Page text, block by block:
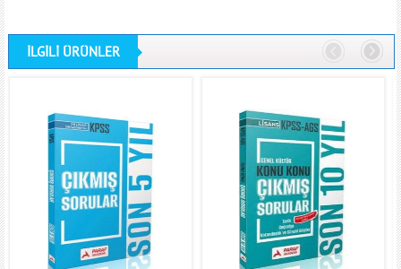
İLGİLİ ÜRÜNLER